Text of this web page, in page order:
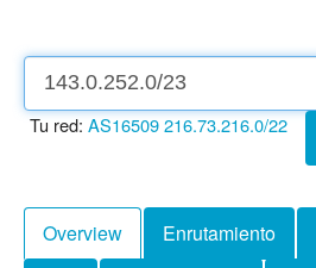
Tu red: AS16509216.73.216.0/22
Overview Enrutamiento